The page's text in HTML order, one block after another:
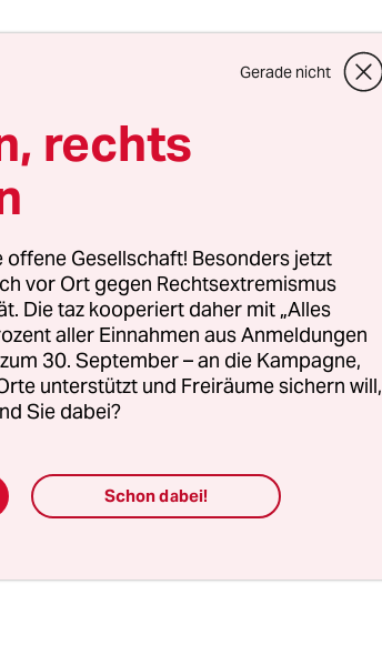
RWE,
deutschen
darf auf
Stadt Erkelenz
die nötigen
oder
aus
Gerade nicht
rechts
Gesellschaft! Besonders jetzt
vor Ort gegen Rechtsextremismus
Die taz kooperiert daher mit „Alles
aller Einnahmen aus Anmeldungen
30. September – an die Kampagne,
unterstützt und Freiräume sichern will,
Sie dabei?
Schon dabei!